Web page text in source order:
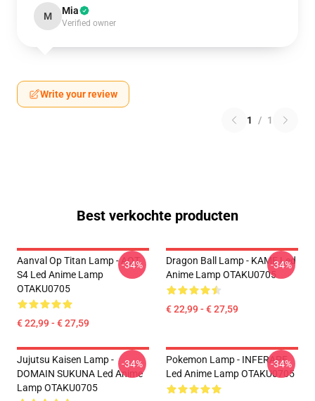
M Mia
Verified owner
Write your review
1 / 1
Best verkochte producten
Aanval Op Titan Lamp - AOT
S4 Led Anime Lamp
OTAKU0705
€ 22,99 - € 27,59
-34%
Dragon Ball Lamp - KAME Led
Anime Lamp OTAKU0705
€ 22,99 - € 27,59
-34%
Jujutsu Kaisen Lamp -
DOMAIN SUKUNA Led Anime
Lamp OTAKU0705
-34%
Pokemon Lamp - INFERAPE
Led Anime Lamp OTAKU0705
-34%